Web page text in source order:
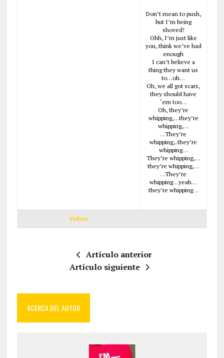
Don’t mean to push,
but I’m being
shoved!
Ohh, I’m just like
you, think we’ve had
enough
I can’t believe a
thing they want us
to…oh…
Oh, we all got scars,
they should have
‘em too…
Oh, they’re
whipping,…they’re
whipping,…
…They’re
whipping,..they’re
whipping…
They’re whipping,…
they’re whipping,…
…They’re
whipping…yeah…
they’re whipping…
Volver
Artículo anterior
Artículo siguiente
ACERCA DEL AUTOR